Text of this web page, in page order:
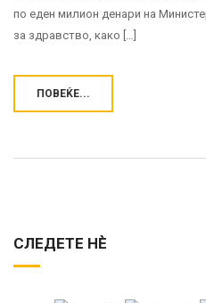
по еден милион денари на
за здравство, како […]
ПОВЕЌЕ...
СЛЕДЕТЕ НЀ